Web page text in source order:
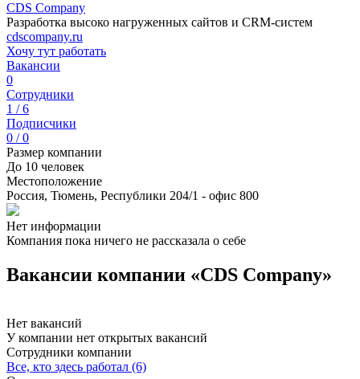
CDS Company
Разработка высоко нагруженных сайтов и CRM-систем
cdscompany.ru
Хочу тут работать
Вакансии
0
Сотрудники
1 / 6
Подписчики
0 / 0
Размер компании
До 10 человек
Местоположение
Россия, Тюмень, Республики 204/1 - офис 800
Нет информации
Компания пока ничего не рассказала о себе
Вакансии компании «CDS Company»
Нет вакансий
У компании нет открытых вакансий
Сотрудники компании
Все, кто здесь работал (6)